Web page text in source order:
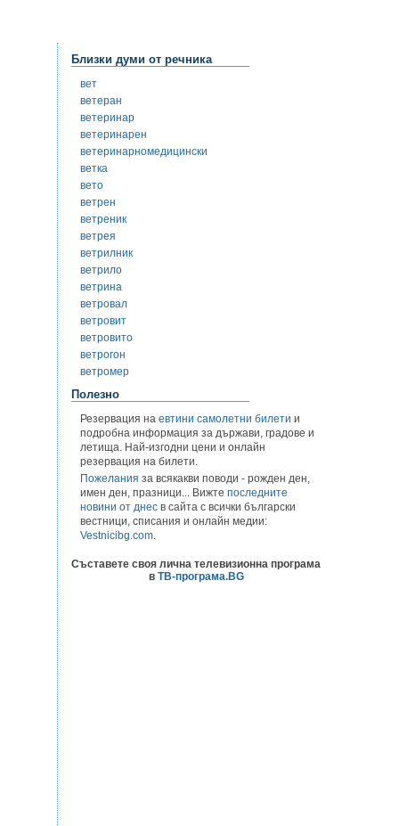
Близки думи от речника
вет
ветеран
ветеринар
ветеринарен
ветеринарномедицински
ветка
вето
ветрен
ветреник
ветрея
ветрилник
ветрило
ветрина
ветровал
ветровит
ветровито
ветрогон
ветромер
Полезно
Резервация на евтини самолетни билети и
подробна информация за държави, градове и
летища. Най-изгодни цени и онлайн
резервация на билети.
Пожелания за всякакви поводи - рожден ден,
имен ден, празници... Вижте последните
новини от днес в сайта с всички български
вестници, списания и онлайн медии:
Vestnicibg.com.
Съставете своя лична телевизионна програма
в ТВ-програма.BG